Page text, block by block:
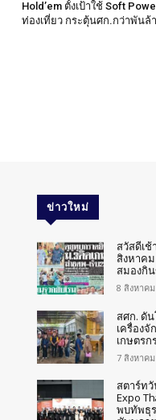
Hold’em ตั้งเป้าใช้ Soft
ท่องเที่ยว กระตุ้นศก.กว่าพันล้
ข่าวใหม่
สวัสดีเช้
สิงหาค
สมองกิ
8 สิงหาค
สศก. ดัน
เครื่องจั
เกษตรก
7 สิงหาค
สตาร์ทวั
Expo
พบทัพธุ